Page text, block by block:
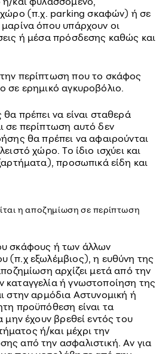
χώρο (π.χ. parking σκαφών) ή σε
όπου υπάρχουν οι
ή μέσα πρόσδεσης καθώς και
περίπτωση που το σκάφος
σε ερημικό αγκυροβόλιο.
θα πρέπει να είναι σταθερά
σε περίπτωση αυτό δεν
θα πρέπει να αφαιρούνται
χώρο. Το ίδιο ισχύει και
προσωπικά είδη και
η αποζημίωση σε περίπτωση
σκάφους ή των άλλων
(π.χ εξωλέμβιος), η ευθύνη της
αρχίζει μετά από την
ή γνωστοποίηση της
στην αρμόδια Αστυνομική ή
προϋπόθεση είναι τα
μην έχουν βρεθεί εντός του
ή/και μέχρι την
από την ασφαλιστική. Αν για